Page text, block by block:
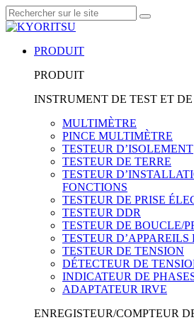
PRODUIT
PRODUIT
INSTRUMENT DE TEST ET
MULTIMÈTRE
PINCE MULTIMÈTRE
TESTEUR D’ISOLEMENT
TESTEUR DE TERRE
TESTEUR
FONCTIONS
TESTEUR DE PRISE
TESTEUR DDR
TESTEUR DE BOUCLE/
TESTEUR D’APPAREILS
TESTEUR DE TENSION
DÉTECTEUR DE
INDICATEUR DE
ADAPTATEUR IRVE
ENREGISTEUR/COMPTEUR